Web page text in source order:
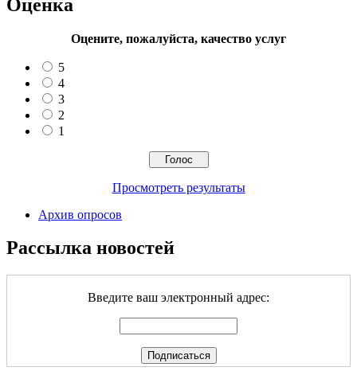
Оценка
Оцените, пожалуйста, качество услуг
5
4
3
2
1
Просмотреть результаты
Архив опросов
Рассылка новостей
Введите ваш электронный адрес: